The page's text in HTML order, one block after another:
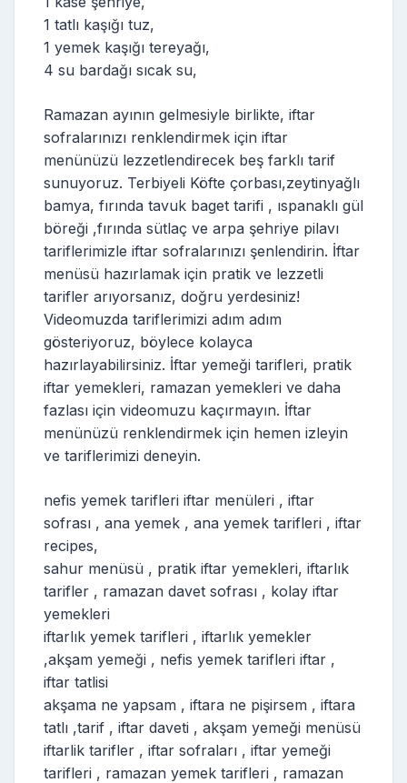
1 tatlı kaşığı tuz,
1 yemek kaşığı tereyağı,
4 su bardağı sıcak su,
Ramazan ayının gelmesiyle birlikte, iftar
sofralarınızı renklendirmek için iftar
menünüzü lezzetlendirecek beş farklı tarif
sunuyoruz. Terbiyeli Köfte çorbası,zeytinyağlı
bamya, fırında tavuk baget tarifi , ıspanaklı gül
böreği ,fırında sütlaç ve arpa şehriye pilavı
tariflerimizle iftar sofralarınızı şenlendirin. İftar
menüsü hazırlamak için pratik ve lezzetli
tarifler arıyorsanız, doğru yerdesiniz!
Videomuzda tariflerimizi adım adım
gösteriyoruz, böylece kolayca
hazırlayabilirsiniz. İftar yemeği tarifleri, pratik
iftar yemekleri, ramazan yemekleri ve daha
fazlası için videomuzu kaçırmayın. İftar
menünüzü renklendirmek için hemen izleyin
ve tariflerimizi deneyin.
nefis yemek tarifleri iftar menüleri , iftar
sofrası , ana yemek , ana yemek tarifleri , iftar
recipes,
sahur menüsü , pratik iftar yemekleri, iftarlık
tarifler , ramazan davet sofrası , kolay iftar
yemekleri
iftarlık yemek tarifleri , iftarlık yemekler
,akşam yemeği , nefis yemek tarifleri iftar ,
iftar tatlisi
akşama ne yapsam , iftara ne pişirsem , iftara
tatlı ,tarif , iftar daveti , akşam yemeği menüsü
iftarlik tarifler , iftar sofraları , iftar yemeği
tarifleri , ramazan yemek tarifleri , ramazan